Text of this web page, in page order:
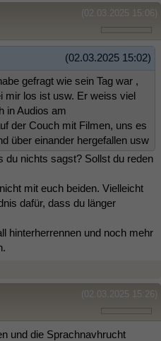
(02.03.2025 15:06)
(02.03.2025 15:02)
gefragt wie sein Tag war ,
mir los ist usw. Er weiss viel
in Audios am
der Couch mit Filmen, uns es
über einander hergefallen usw
du nichts sagst? Sollst du reden
mit euch beiden. Vielleicht
dafür, dass du länger
hinterherrennen und noch mehr
(02.03.2025 15:26)
und die Sprachnavhrucht